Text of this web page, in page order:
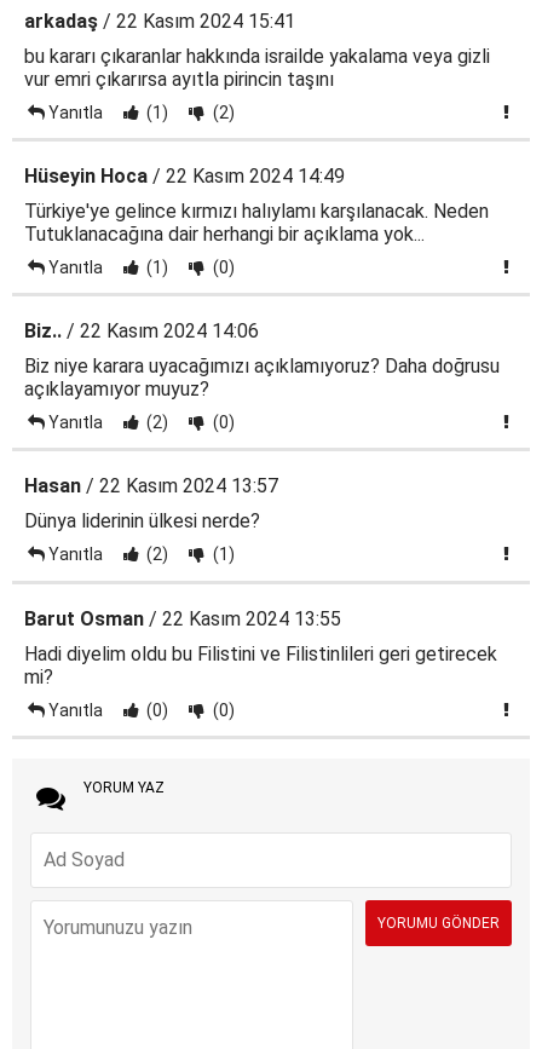
arkadaş / 22 Kasım 2024 15:41
bu kararı çıkaranlar hakkında israilde yakalama veya gizli
vur emri çıkarırsa ayıtla pirincin taşını
Yanıtla (1) (2)
Hüseyin Hoca / 22 Kasım 2024 14:49
Türkiye'ye gelince kırmızı halıylamı karşılanacak. Neden
Tutuklanacağına dair herhangi bir açıklama yok...
Yanıtla (1) (0)
Biz.. / 22 Kasım 2024 14:06
Biz niye karara uyacağımızı açıklamıyoruz? Daha doğrusu
açıklayamıyor muyuz?
Yanıtla (2) (0)
Hasan / 22 Kasım 2024 13:57
Dünya liderinin ülkesi nerde?
Yanıtla (2) (1)
Barut Osman / 22 Kasım 2024 13:55
Hadi diyelim oldu bu Filistini ve Filistinlileri geri getirecek
mi?
Yanıtla (0) (0)
YORUM YAZ